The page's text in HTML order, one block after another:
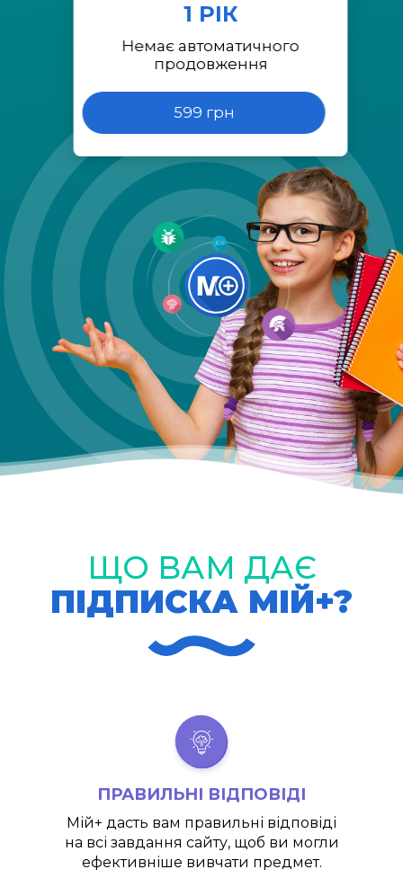
1 РІК
Немає автоматичного
продовження
599 грн
ЩО ВАМ ДАЄ
ПІДПИСКА МІЙ+?
ПРАВИЛЬНІ ВІДПОВІДІ
Мій+ дасть вам правильні відповіді
на всі завдання сайту, щоб ви могли
ефективніше вивчати предмет.